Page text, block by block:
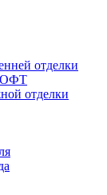
отделки
отделки